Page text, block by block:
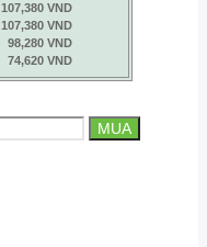
107,380 VND
107,380 VND
98,280 VND
74,620 VND